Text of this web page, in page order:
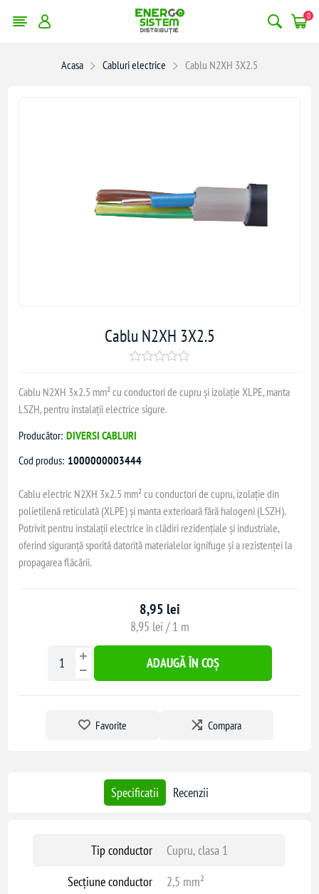
0
Acasa Cabluri electrice Cablu N2XH 3X2.5
Cablu N2XH 3X2.5
Cablu N2XH 3x2.5 mm² cu conductori de cupru și izolație XLPE, manta
LSZH, pentru instalații electrice sigure.
Producător: DIVERSI CABLURI
Cod produs: 1000000003444
Cablu electric N2XH 3x2.5 mm² cu conductori de cupru, izolație din
polietilenă reticulată (XLPE) și manta exterioară fără halogeni (LSZH).
Potrivit pentru instalații electrice în clădiri rezidențiale și industriale,
oferind siguranță sporită datorită materialelor ignifuge și a rezistenței la
propagarea flăcării.
8,95 lei
8,95 lei / 1 m
ADAUGĂ ÎN COȘ
Favorite Compara
Specificatii Recenzii
Tip conductor
Cupru, clasa 1
Secțiune conductor
2,5 mm²